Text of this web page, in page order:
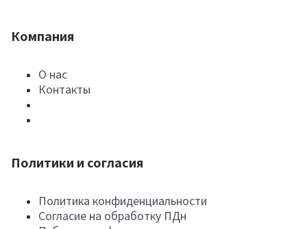
Компания
О нас
Контакты
Политики и согласия
Политика конфиденциальности
Согласие на обработку ПДн